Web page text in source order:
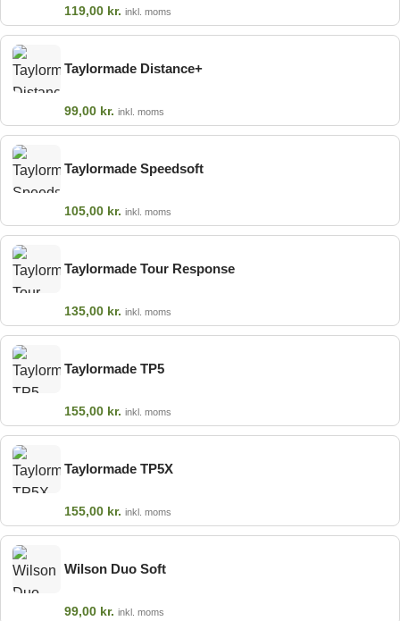
119,00 kr. inkl. moms
Taylormade Distance+
99,00 kr. inkl. moms
Taylormade Speedsoft
105,00 kr. inkl. moms
Taylormade Tour Response
135,00 kr. inkl. moms
Taylormade TP5
155,00 kr. inkl. moms
Taylormade TP5X
155,00 kr. inkl. moms
Wilson Duo Soft
99,00 kr. inkl. moms